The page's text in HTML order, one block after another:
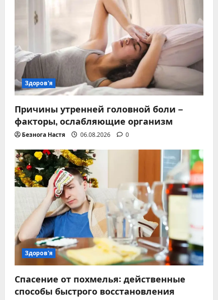
Здоров'я
Причины утренней головной боли –
факторы, ослабляющие организм
Безнога Настя 06.08.2026 0
Здоров'я
Спасение от похмелья: действенные
способы быстрого восстановления